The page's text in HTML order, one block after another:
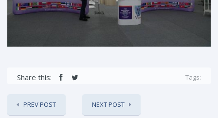
Share this: Tags:
PREV POST NEXT POST